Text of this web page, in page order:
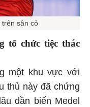
sân cỏ
tổ chức tiệc thác
một khu vực với
thủ này đã chứng
dần biến Medel